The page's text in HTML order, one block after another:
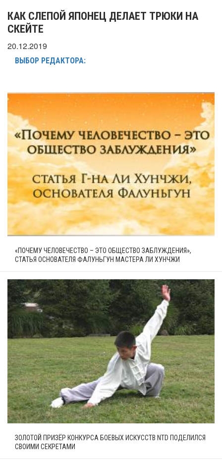
КАК СЛЕПОЙ ЯПОНЕЦ ДЕЛАЕТ ТРЮКИ НА
СКЕЙТЕ
20.12.2019
ВЫБОР РЕДАКТОРА:
«ПОЧЕМУ ЧЕЛОВЕЧЕСТВО – ЭТО ОБЩЕСТВО ЗАБЛУЖДЕНИЯ»,
СТАТЬЯ ОСНОВАТЕЛЯ ФАЛУНЬГУН МАСТЕРА ЛИ ХУНЧЖИ
ЗОЛОТОЙ ПРИЗЁР КОНКУРСА БОЕВЫХ ИСКУССТВ NTD ПОДЕЛИЛСЯ
СВОИМИ СЕКРЕТАМИ